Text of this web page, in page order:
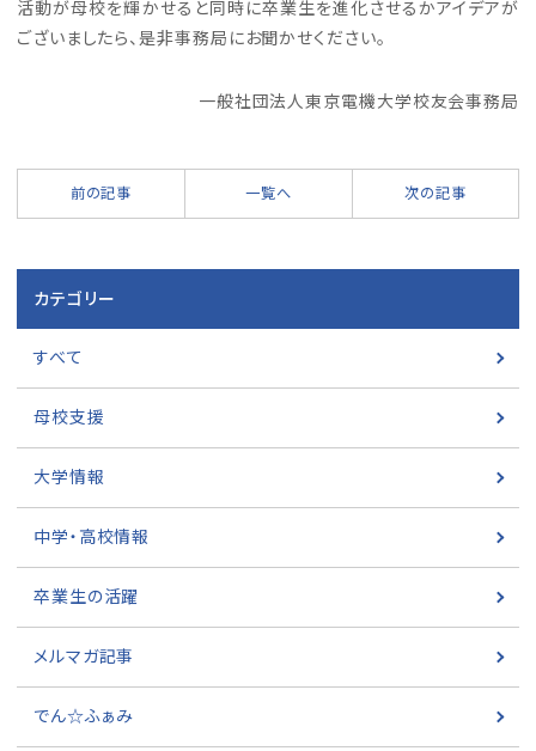
活動が母校を輝かせると同時に卒業生を進化させるかアイデアが
ございましたら、是非事務局にお聞かせください。
一般社団法人東京電機大学校友会事務局
前の記事 一覧へ 次の記事
カテゴリー
すべて
母校支援
大学情報
中学・高校情報
卒業生の活躍
メルマガ記事
でん☆ふぁみ